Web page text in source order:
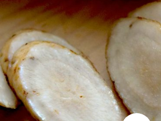
ッ
プ